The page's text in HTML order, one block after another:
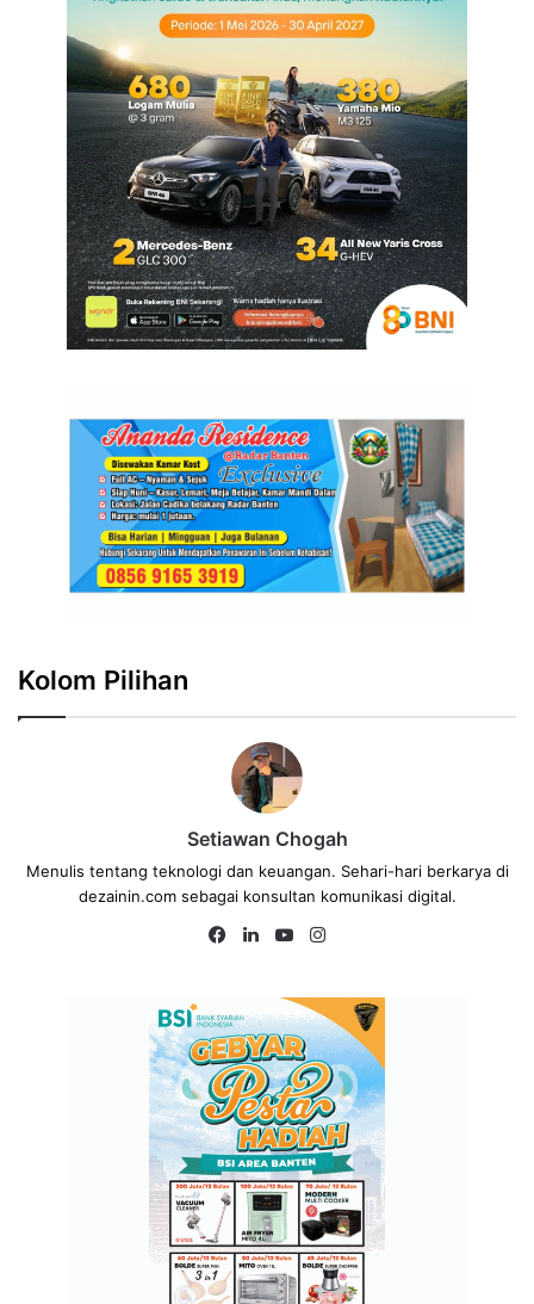
Kolom Pilihan
Setiawan Chogah
Menulis tentang teknologi dan keuangan. Sehari-hari berkarya di
dezainin.com sebagai konsultan komunikasi digital.
Fa
ok
Lin
dIn
Yo
ub
e
ra
m